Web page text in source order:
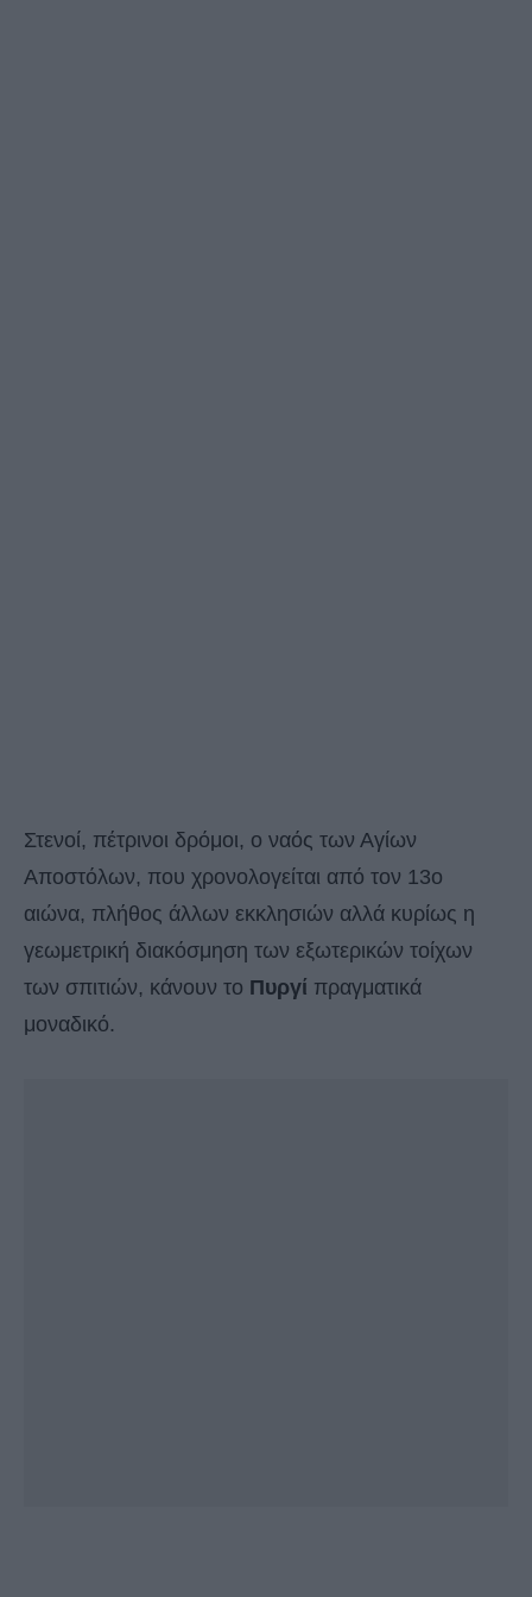
Στενοί, πέτρινοι δρόμοι, ο ναός των Αγίων
Αποστόλων, που χρονολογείται από τον 13ο
αιώνα, πλήθος άλλων εκκλησιών αλλά κυρίως η
γεωμετρική διακόσμηση των εξωτερικών τοίχων
των σπιτιών, κάνουν το Πυργί πραγματικά
μοναδικό.